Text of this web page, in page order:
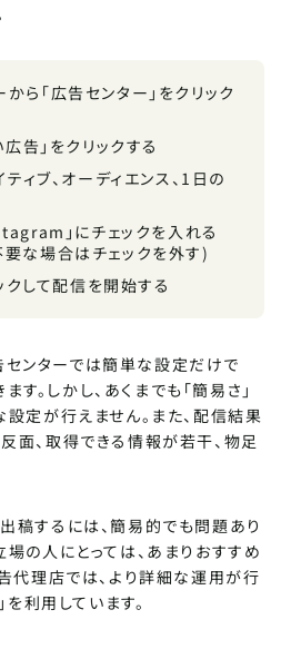
ら「広告センター」をクリック
告」をクリックする
ィブ、オーディエンス、1日の
」にチェックを入れる
な場合はチェックを外す)
クして配信を開始する
ンターでは簡単な設定だけで
。しかし、あくまでも「簡易さ」
定が行えません。また、配信結果
面、取得できる情報が若干、物足
稿するには、簡易的でも問題あり
の人にとっては、あまりおすすめ
代理店では、より詳細な運用が行
利用しています。